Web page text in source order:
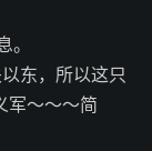
东，所以这只
军～～～简